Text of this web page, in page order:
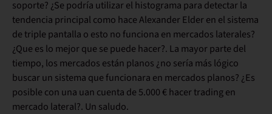
soporte? ¿Se podría utilizar el histograma para detectar la
tendencia principal como hace Alexander Elder en el sistema
de triple pantalla o esto no funciona en mercados laterales?
¿Que es lo mejor que se puede hacer?. La mayor parte del
tiempo, los mercados están planos ¿no sería más lógico
buscar un sistema que funcionara en mercados planos? ¿Es
posible con una uan cuenta de 5.000 € hacer trading en
mercado lateral?. Un saludo.